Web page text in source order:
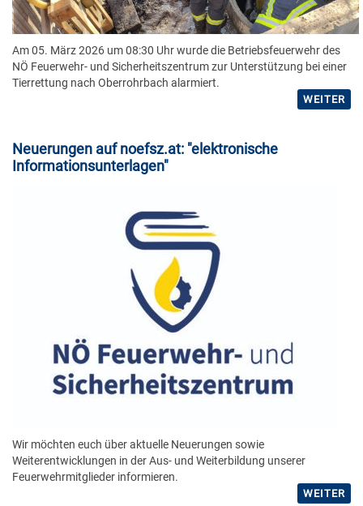
Am 05. März 2026 um 08:30 Uhr wurde die Betriebsfeuerwehr des
NÖ Feuerwehr- und Sicherheitszentrum zur Unterstützung bei einer
Tierrettung nach Oberrohrbach alarmiert.
WEITER
Neuerungen auf noefsz.at: "elektronische
Informationsunterlagen"
Wir möchten euch über aktuelle Neuerungen sowie
Weiterentwicklungen in der Aus- und Weiterbildung unserer
Feuerwehrmitglieder informieren.
WEITER